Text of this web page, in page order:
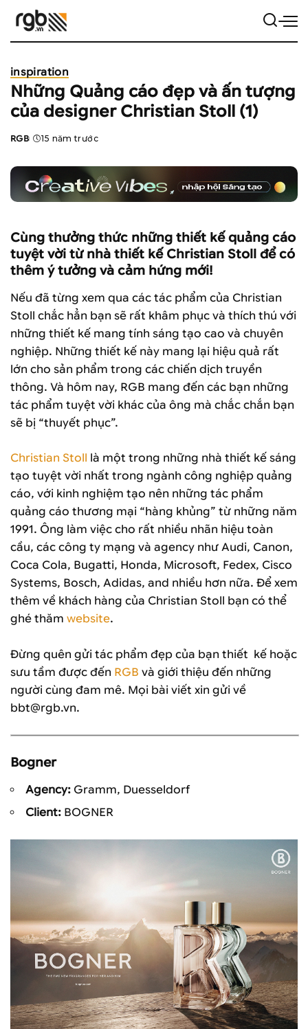
inspiration
Những Quảng cáo đẹp và ấn tượng
của designer Christian Stoll (1)
Posted
RGB 15 năm trước
Cùng thưởng thức những thiết kế quảng cáo
tuyệt vời từ nhà thiết kế Christian Stoll để có
thêm ý tưởng và cảm hứng mới!
Nếu đã từng xem qua các tác phẩm của Christian
Stoll chắc hẳn bạn sẽ rất khâm phục và thích thú với
những thiết kế mang tính sáng tạo cao và chuyên
nghiệp. Những thiết kế này mang lại hiệu quả rất
lớn cho sản phẩm trong các chiến dịch truyền
thông. Và hôm nay, RGB mang đến các bạn những
tác phẩm tuyệt vời khác của ông mà chắc chắn bạn
sẽ bị “thuyết phục”.
Christian Stoll là một trong những nhà thiết kế sáng
tạo tuyệt vời nhất trong ngành công nghiệp quảng
cáo, với kinh nghiệm tạo nên những tác phẩm
quảng cáo thương mại “hàng khủng” từ những năm
1991. Ông làm việc cho rất nhiều nhãn hiệu toàn
cầu, các công ty mạng và agency như Audi, Canon,
Coca Cola, Bugatti, Honda, Microsoft, Fedex, Cisco
Systems, Bosch, Adidas, and nhiều hơn nữa. Để xem
thêm về khách hàng của Christian Stoll bạn có thể
ghé thăm website.
Đừng quên gửi tác phẩm đẹp của bạn thiết kế hoặc
sưu tầm được đến RGB và giới thiệu đến những
người cùng đam mê. Mọi bài viết xin gửi về
bbt@rgb.vn.
Bogner
Agency:Gramm, Duesseldorf
Client:BOGNER